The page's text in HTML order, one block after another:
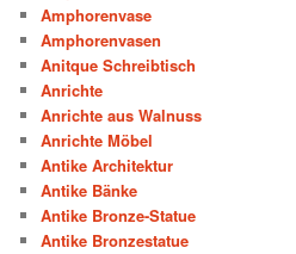
Amphorenvase
Amphorenvasen
Anitque Schreibtisch
Anrichte
Anrichte aus Walnuss
Anrichte Möbel
Antike Architektur
Antike Bänke
Antike Bronze-Statue
Antike Bronzestatue